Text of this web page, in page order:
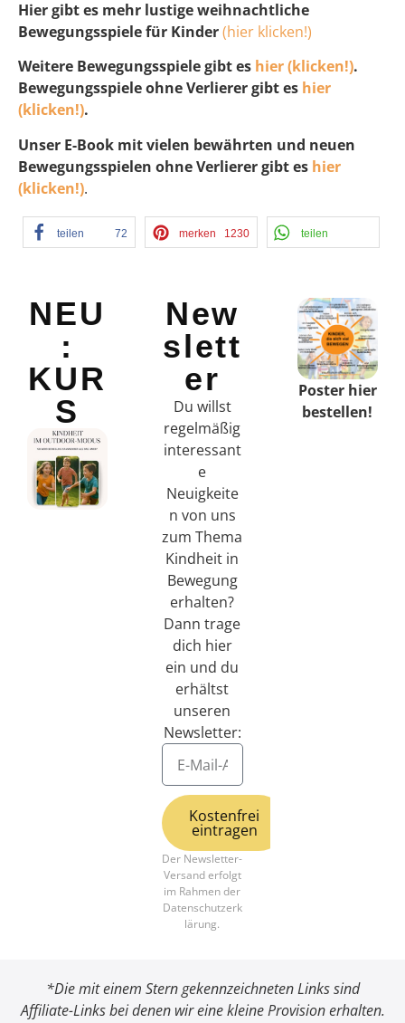
Hier gibt es mehr lustige weihnachtliche
Bewegungsspiele für Kinder(hier klicken!)
Weitere Bewegungsspiele gibt es hier (klicken!).
Bewegungsspiele ohne Verlierer gibt es hier
(klicken!).
Unser E-Book mit vielen bewährten und neuen
Bewegungsspielen ohne Verlierer gibt es hier
(klicken!).
teilen 72 merken 1230 teilen
NEU
:
KUR
S
New
slett
er
Du willst
regelmäßig
interessant
e
Neuigkeite
n von uns
zum Thema
Kindheit in
Bewegung
erhalten?
Dann trage
dich hier
ein und du
erhältst
unseren
Newsletter:
Kostenfrei
eintragen
Alternative:
Der Newsletter-
Versand erfolgt
im Rahmen der
Datenschutzerk
lärung.
Poster hier
bestellen!
*Die mit einem Stern gekennzeichneten Links sind
Affiliate-Links bei denen wir eine kleine Provision erhalten.